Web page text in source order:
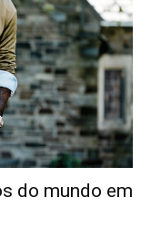
do mundo em